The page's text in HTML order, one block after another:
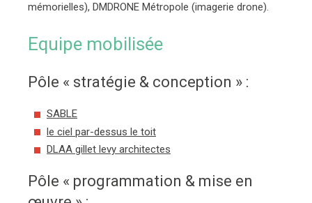
mémorielles), DMDRONE Métropole (imagerie drone).
Equipe mobilisée
Pôle « stratégie & conception » :
SABLE
le ciel par-dessus le toit
DLAA gillet levy architectes
Pôle « programmation & mise en